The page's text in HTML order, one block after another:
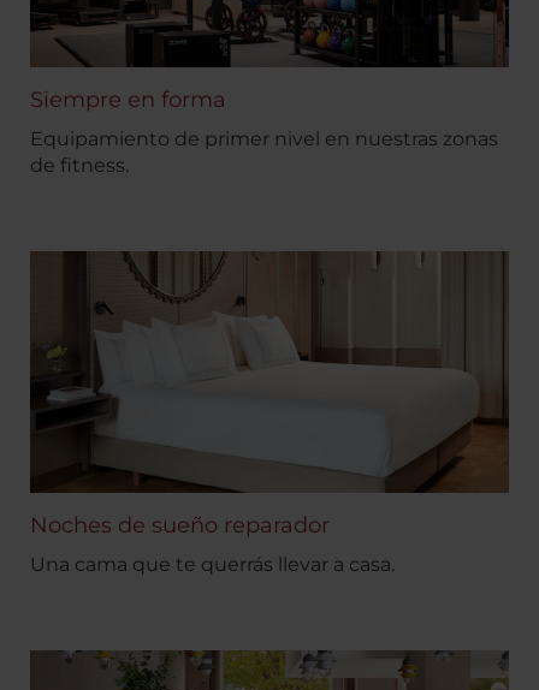
Siempre en forma
Equipamiento de primer nivel en nuestras zonas
de fitness.
Noches de sueño reparador
Una cama que te querrás llevar a casa.